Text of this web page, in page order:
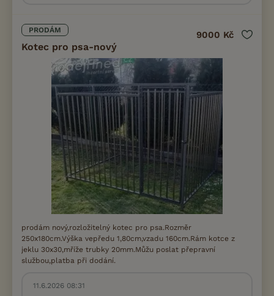
PRODÁM
Kotec pro psa-nový
9000 Kč
prodám nový,rozložitelný kotec pro psa.Rozměr
250x180cm.Výška vepředu 1,80cm,vzadu 160cm.Rám kotce z
jeklu 30x30,mříže trubky 20mm.Můžu poslat přepravní
službou,platba při dodání.
11.6.2026 08:31